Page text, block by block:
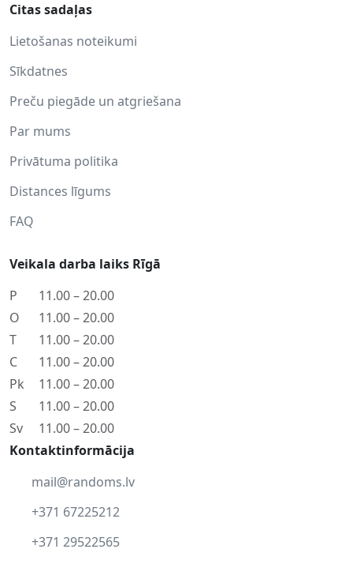
Citas sadaļas
Lietošanas noteikumi
Sīkdatnes
Preču piegāde un atgriešana
Par mums
Privātuma politika
Distances līgums
FAQ
Veikala darba laiks Rīgā
P
11.00 – 20.00
O
11.00 – 20.00
T
11.00 – 20.00
C
11.00 – 20.00
Pk
11.00 – 20.00
S
11.00 – 20.00
Sv
11.00 – 20.00
Kontaktinformācija
mail@randoms.lv
+371 67225212
+371 29522565